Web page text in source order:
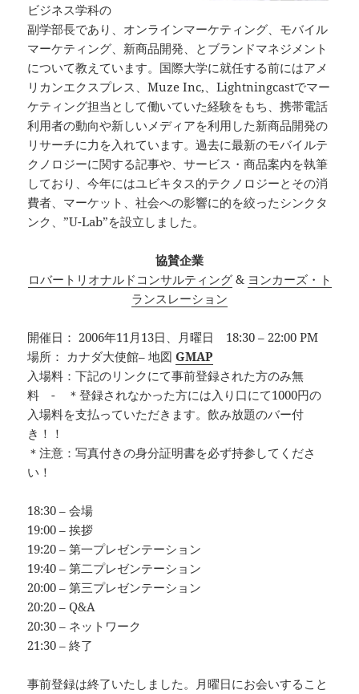
ビジネス学科の
副学部長であり、オンラインマーケティング、モバイル
マーケティング、新商品開発、とブランドマネジメント
について教えています。国際大学に就任する前にはアメ
リカンエクスプレス、Muze Inc,、Lightningcastでマー
ケティング担当として働いていた経験をもち、携帯電話
利用者の動向や新しいメディアを利用した新商品開発の
リサーチに力を入れています。過去に最新のモバイルテ
クノロジーに関する記事や、サービス・商品案内を執筆
しており、今年にはユビキタス的テクノロジーとその消
費者、マーケット、社会への影響に的を絞ったシンクタ
ンク、”U-Lab”を設立しました。
協賛企業
ロバートリオナルドコンサルティング& ヨンカーズ・ト
ランスレーション
開催日： 2006年11月13日、月曜日 18:30 – 22:00 PM
場所： カナダ大使館– 地図GMAP
入場料：下記のリンクにて事前登録された方のみ無
料 - ＊登録されなかった方には入り口にて1000円の
入場料を支払っていただきます。飲み放題のバー付
き！！
＊注意：写真付きの身分証明書を必ず持参してくださ
い！
18:30 – 会場
19:00 – 挨拶
19:20 – 第一プレゼンテーション
19:40 – 第二プレゼンテーション
20:00 – 第三プレゼンテーション
20:20 – Q&A
20:30 – ネットワーク
21:30 – 終了
事前登録は終了いたしました。月曜日にお会いすること